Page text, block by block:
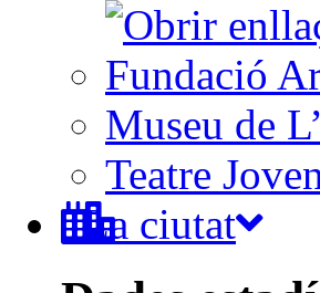
Fundació
Museu de
Teatre
La ciutat